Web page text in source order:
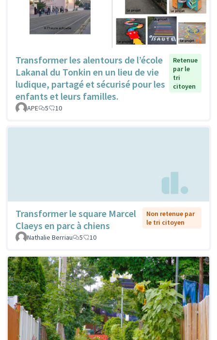
Transformer les alentours de l’école
Lakanal du Tonkin en un lieu de vie
ludique, partagé et sécurisé pour les
enfants et leurs familles.
Retenue
par le
tri
citoyen
APE 5 10
Transformer le square Marcel
Claeys en parc à chiens
Non retenue par
le tri citoyen
Nathalie Berriau
5 10